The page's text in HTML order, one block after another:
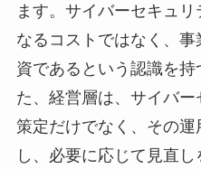
ます。サイバーセキュ
なるコストではなく、
資であるという認識を持
た、経営層は、サイバ
策定だけでなく、その
し、必要に応じて見直し